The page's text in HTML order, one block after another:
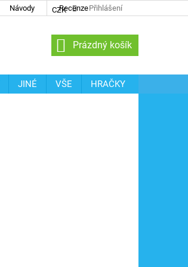
Návody Recenze
CZK Přihlášení
NÁKUPNÍ
KOŠÍK
Prázdný košík
JINÉ VŠE
HRAČKY